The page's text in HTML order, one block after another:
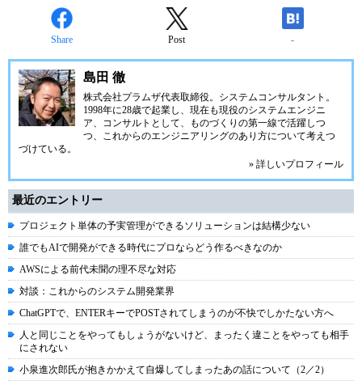
Share Post -
島田 徹
株式会社プラムザ代表取締役。システムコンサルタント。
1998年に28歳で起業し、現在も現役のシステムエンジニ
ア、コンサルトとして、ものづくりの第一線で活躍しつ
つ、これからのエンジニアリングのあり方について考えつ
づけている。
» 詳しいプロフィール
最近のエントリー
プロジェクト単体の予実管理ができるソリューションは結構少ない
誰でもAIで開発ができる時代にプロならどう作るべきなのか
AWSによる前代未聞の理不尽な対応
対談：これからのシステム開発業界
ChatGPTで、ENTERキーでPOSTされてしまうのが不快でしかたない方へ
人と同じことをやってもしょうがないけど、まったく違ことをやっても相手
にされない
小泉進次郎氏が抱きかかえて自爆してしまったあの話について（2／2）